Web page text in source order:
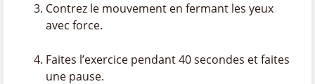
Contrez le mouvement en fermant les yeux
avec force.
Faites l’exercice pendant 40 secondes et faites
une pause.